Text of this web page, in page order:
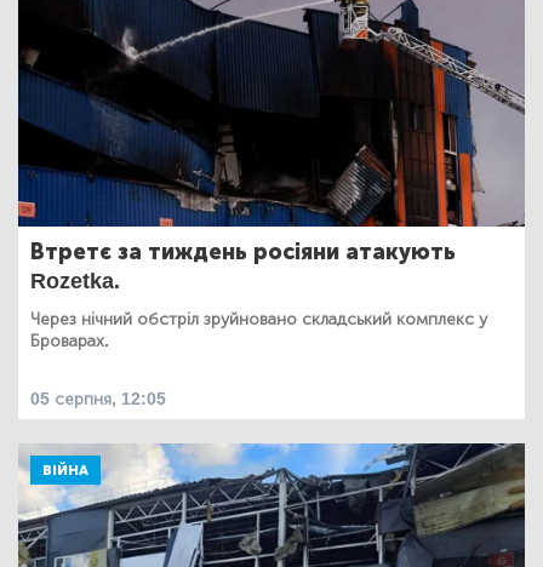
Втретє за тиждень росіяни атакують
Rozetka.
Через нічний обстріл зруйновано складський комплекс у
Броварах.
05 серпня, 12:05
ВІЙНА